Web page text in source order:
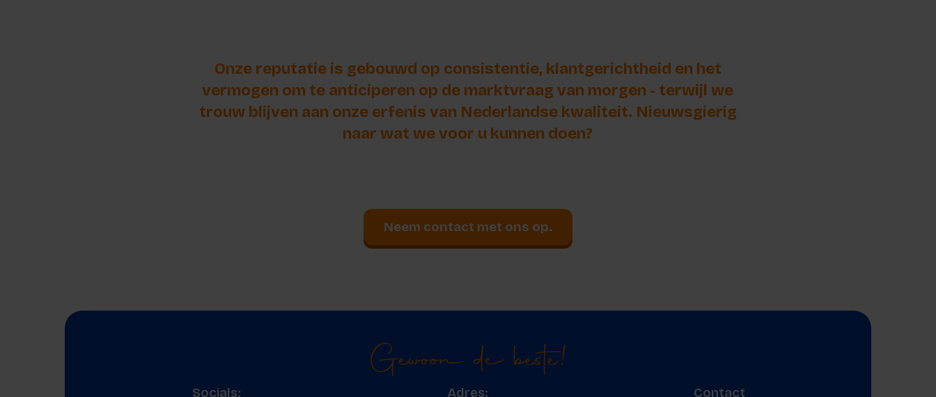
Onze reputatie is gebouwd op consistentie, klantgerichtheid en het
vermogen om te anticiperen op de marktvraag van morgen - terwijl we
trouw blijven aan onze erfenis van Nederlandse kwaliteit. Nieuwsgierig
naar wat we voor u kunnen doen?
Neem contact met ons op.
Gewoon de beste!
Socials: Adres: Contact